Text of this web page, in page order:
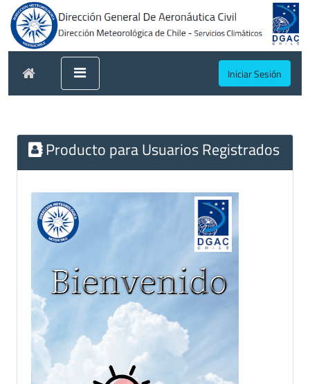
Iniciar Sesión
Producto para Usuarios Registrados